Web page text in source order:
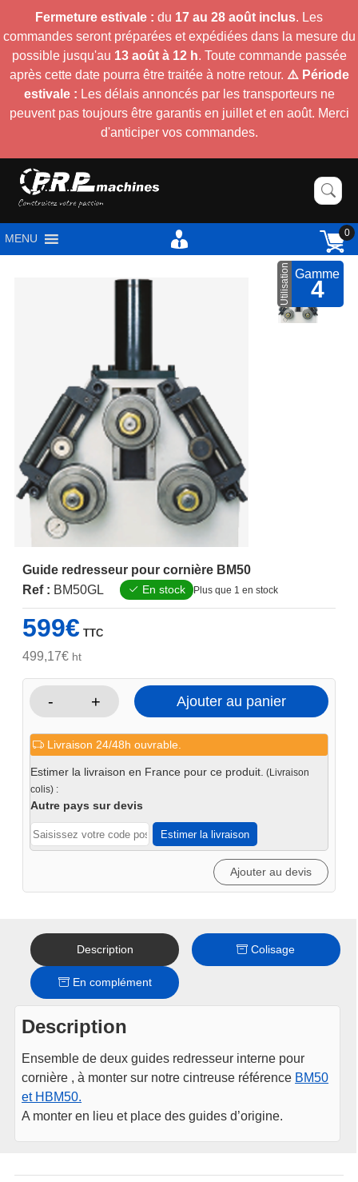
Fermeture estivale : du 17 au 28 août inclus. Les
commandes seront préparées et expédiées dans la mesure du
possible jusqu'au 13 août à 12 h. Toute commande passée
après cette date pourra être traitée à notre retour. ⚠️ Période
estivale : Les délais annoncés par les transporteurs ne
peuvent pas toujours être garantis en juillet et en août. Merci
d'anticiper vos commandes.
MENU 0
Guide redresseur pour cornière BM50
Ref : BM50GL En stock Plus que 1 en stock
Utilisation Gamme
4
599€ TTC
499,17€ht
-
quantité
Guide
redresseur
cornière
BM50
+ Ajouter au panier
Livraison 24/48h ouvrable.
Estimer la livraison en France pour ce produit. (Livraison
colis) :
Autre pays sur devis
Estimer la livraison
Ajouter au devis
Description Colisage
En complément
Description
Ensemble de deux guides redresseur interne pour
cornière , à monter sur notre cintreuse référence BM50
et HBM50.
A monter en lieu et place des guides d’origine.